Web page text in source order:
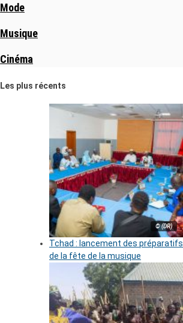
Mode
Musique
Cinéma
Les plus récents
© (DR)
Tchad : lancement des préparatifs
de la fête de la musique